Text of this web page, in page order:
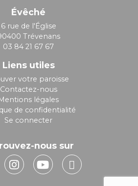
Évêché
6 rue de l'Église
Trévenans
03 84 21 67 67
Liens utiles
votre paroisse
Contactez-nous
légales
de confidentialité
Se connecter
nous sur